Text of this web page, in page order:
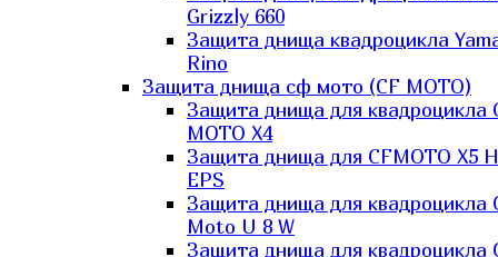
Grizzly 660
Защита днища квадроцикла
Rino
Защита днища сф мото (CF MOTO)
Защита днища для квадроцикла
MOTO X4
Защита днища для CFMOTO X5
EPS
Защита днища для квадроцикла
Moto U 8 W
Защита днища для квадроцикла